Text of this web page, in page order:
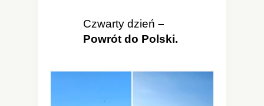
Czwarty dzień –
Powrót do Polski.